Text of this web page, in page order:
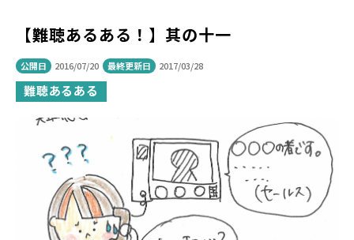
【難聴あるある！】其の十一
公開日 2016/07/20 最終更新日 2017/03/28
難聴あるある